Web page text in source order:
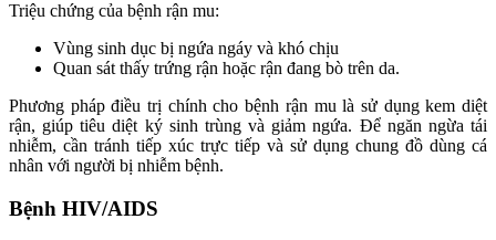
Triệu chứng của bệnh rận mu:
Vùng sinh dục bị ngứa ngáy và khó chịu
Quan sát thấy trứng rận hoặc rận đang bò trên da.
Phương pháp điều trị chính cho bệnh rận mu là sử dụng kem diệt
rận, giúp tiêu diệt ký sinh trùng và giảm ngứa. Để ngăn ngừa tái
nhiễm, cần tránh tiếp xúc trực tiếp và sử dụng chung đồ dùng cá
nhân với người bị nhiễm bệnh.
Bệnh HIV/AIDS